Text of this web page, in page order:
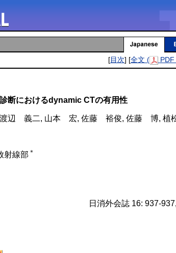
[目次] [全文 (
断におけるdynamic CTの有用性
辺 義二, 山本 宏, 佐藤 裕俊, 佐藤 博, 植
射線部 ＊
日消外会誌 16: 937-